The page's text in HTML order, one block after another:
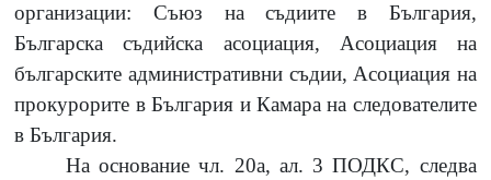
организации: Съюз на съдиите в България,
Българска съдийска асоциация, Асоциация на
българските административни съдии, Асоциация на
прокурорите в България и Камара на следователите
в България.
На основание чл. 20а, ал. 3 ПОДКС, следва